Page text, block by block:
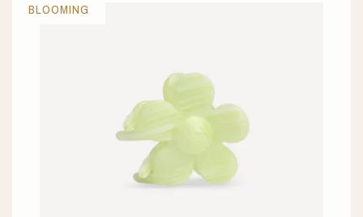
BLOOMING